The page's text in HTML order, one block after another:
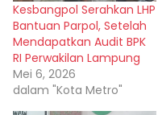
Kesbangpol Serahkan LHP
Bantuan Parpol, Setelah
Mendapatkan Audit BPK
RI Perwakilan Lampung
Mei 6, 2026
dalam "Kota Metro"